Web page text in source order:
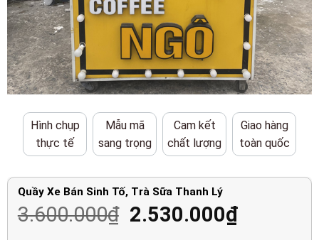
Hình chụp
thực tế
Mẫu mã
sang trọng
Cam kết
chất lượng
Giao hàng
toàn quốc
Quầy Xe Bán Sinh Tố, Trà Sữa Thanh Lý
3.600.000₫ Giá
2.530.000₫Giá